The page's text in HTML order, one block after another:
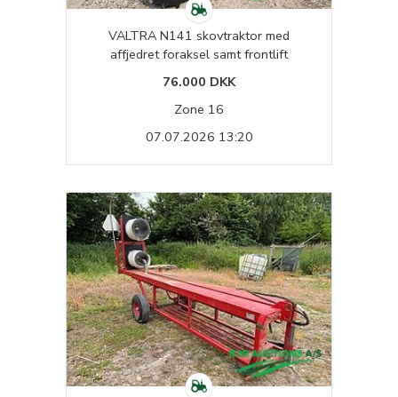
VALTRA N141 skovtraktor med
affjedret foraksel samt frontlift
76.000 DKK
Zone 16
07.07.2026 13:20